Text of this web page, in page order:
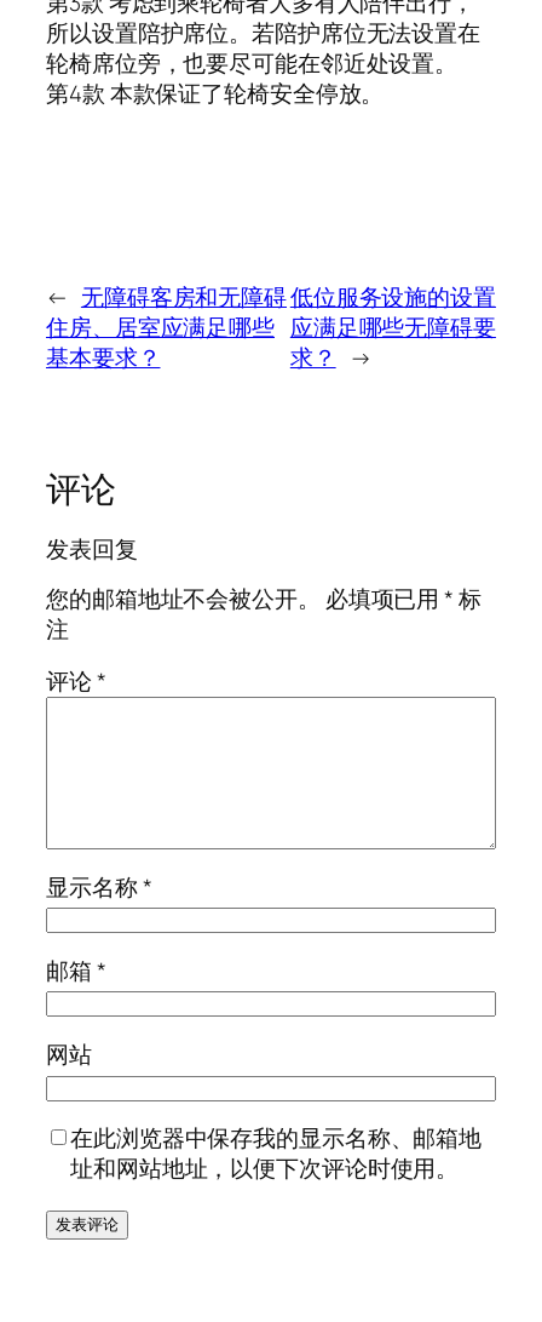
所以设置陪护席位。若陪护席位无法设置在
轮椅席位旁，也要尽可能在邻近处设置。
第4款 本款保证了轮椅安全停放。
← 无障碍客房和无障碍
住房、居室应满足哪些
基本要求？
低位服务设施的设置
应满足哪些无障碍要
求？
→
评论
发表回复
您的邮箱地址不会被公开。
必填项已用*标
注
评论*
显示名称*
邮箱*
网站
在此浏览器中保存我的显示名称、邮箱地
址和网站地址，以便下次评论时使用。